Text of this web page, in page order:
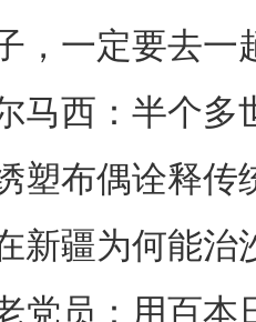
邻】俄罗斯滑雪小
，一定要去一
马西：半个多
塑布偶诠释传
新疆为何能治
党员：用百本